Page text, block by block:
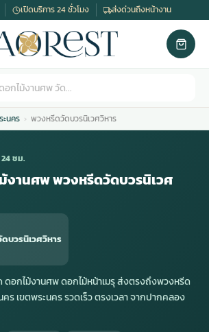
ร
เปิดบริการ 24 ชั่วโมง ส่งด่วนถึงหน้างาน
นคร พวงหรีดวัดบวรนิเวศวิหาร
ชม.
งานศพ พวงหรีดวัดบวรนิเวศ
บวรนิเวศวิหาร
อกไม้งานศพ ดอกไม้หน้าเมรุ ส่งตรงถึงพวงหรีด
ร เขตพระนคร รวดเร็ว ตรงเวลา จากปากคลอง